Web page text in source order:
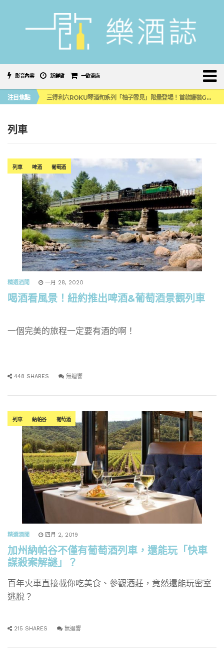
影音內容 新鮮貨 一飲商店
注目焦點
萬眾敲碗如期回歸！SUNMAI金色三麥3度攜手花蓮瓜農品牌「阿強西瓜」
三得利六ROKU琴酒旬系列「柚子雪見」限量登場！首款罐裝GIN SODA 10月同步上市
美國正式恢復蘇格蘭威士忌零關稅！烈酒產業再次迎來重磅利多
列車
列車 啤酒 葡萄酒
精選酒聞 一月 28, 2020
喝酒看風景！紐約推出啤酒&葡萄酒景觀列車
一個完美的旅程一定要有酒的啊！
448 SHARES 無迴響
列車 納帕谷 葡萄酒
精選酒聞 四月 2, 2019
加州納帕谷不僅有葡萄酒列車，還能玩「快車
謀殺案解謎」？
百年火車直接載你吃美食、參觀酒莊，竟然還能玩密室
逃脫？
215 SHARES 無迴響